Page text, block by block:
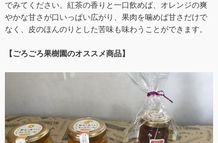
でみてください。紅茶の香りと一口飲めば、オレンジの爽
やかな甘さが口いっぱい広がり、果肉を噛めば甘さだけで
なく、皮のほんのりとした苦味も味わうことができます。
【ごろごろ果樹園のオススメ商品】